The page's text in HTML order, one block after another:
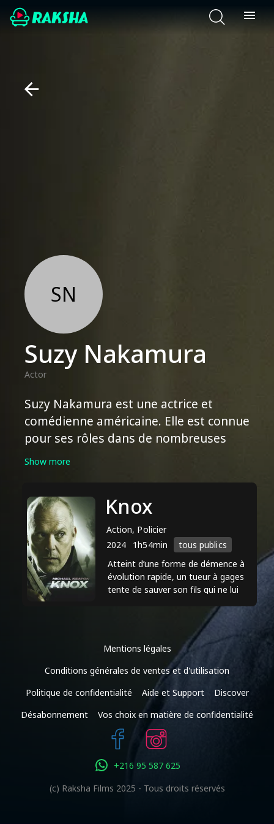
SN
Suzy Nakamura
Actor
Suzy Nakamura est une actrice et
comédienne américaine. Elle est connue
pour ses rôles dans de nombreuses
émissions de télévision et films, jouant
notables à la télévision, on peut citer
"Veep", "Dr. Ken", "Curb Your
Enthusiasm" et "The West Wing".
Nakamura est également apparue dans
des films tels que "40 ans, toujours
puceau", "Joyeuses funérailles" et
"Avenue 5". Elle apporte un timing
comique unique et une présence
particulière à ses rôles, ce qui en fait
une figure reconnaissable et appréciée
dans le monde du divertissement.
Show more
Knox
Action, Policier
2024
1h54min
tous publics
Atteint d’une forme de démence à
évolution rapide, un tueur à gages
tente de sauver son fils qui ne lui
Mentions légales
Conditions générales de ventes et d'utilisation
Politique de confidentialité
Aide et Support
Discover
Désabonnement
Vos choix en matière de confidentialité
+216 95 587 625
(c) Raksha Films 2025 - Tous droits réservés